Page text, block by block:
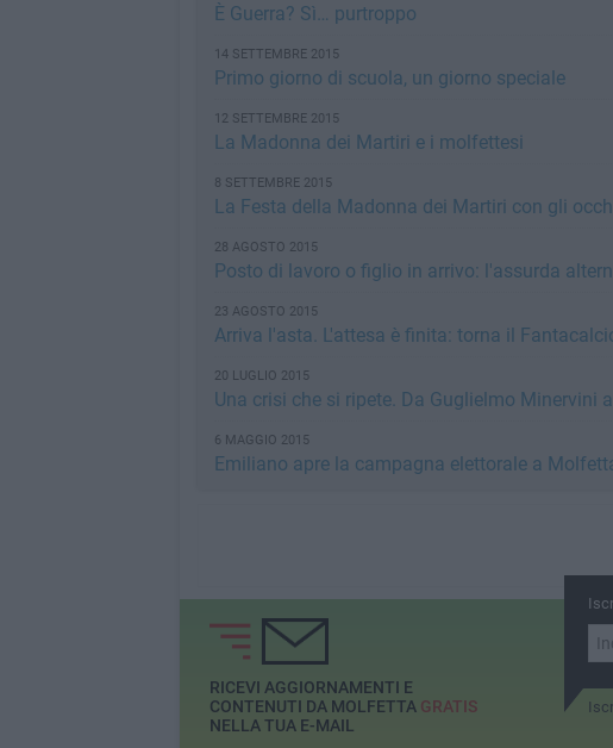
È Guerra? Sì… purtroppo
14 SETTEMBRE 2015
Primo giorno di scuola, un giorno speciale
12 SETTEMBRE 2015
La Madonna dei Martiri e i molfettesi
8 SETTEMBRE 2015
La Festa della Madonna dei Martiri con gli
28 AGOSTO 2015
Posto di lavoro o figlio in arrivo: l'assurda
23 AGOSTO 2015
Arriva l'asta. L'attesa è finita: torna il
20 LUGLIO 2015
Una crisi che si ripete. Da Guglielmo Minervini
6 MAGGIO 2015
Emiliano apre la campagna elettorale a
RICEVI AGGIORNAMENTI E
CONTENUTI DA MOLFETTA GRATIS
NELLA TUA E-MAIL